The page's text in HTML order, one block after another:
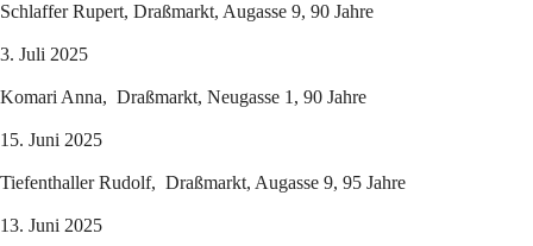
Schlaffer Rupert, Draßmarkt, Augasse 9, 90 Jahre
3. Juli 2025
Komari Anna,  Draßmarkt, Neugasse 1, 90 Jahre
15. Juni 2025
Tiefenthaller Rudolf,  Draßmarkt, Augasse 9, 95 Jahre
13. Juni 2025